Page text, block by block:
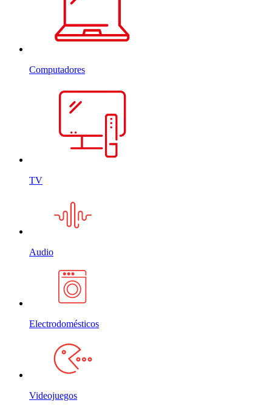
Computadores
TV
Audio
Electrodomésticos
Videojuegos